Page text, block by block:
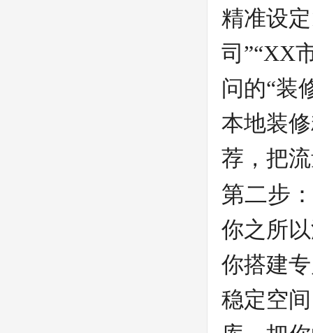
精准设
司”“XX
问的“装
本地装
荐，把
第二步
你之所
你搭建
稳定空